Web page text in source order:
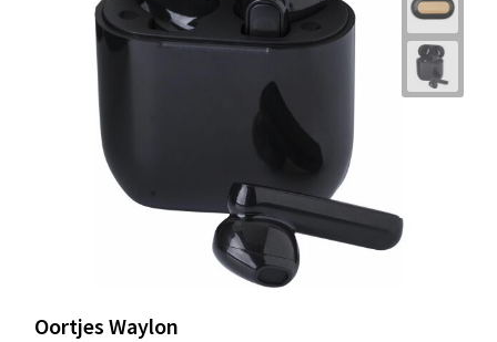
Oortjes Waylon